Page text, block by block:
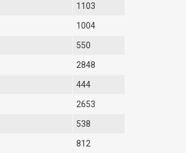
1103
1004
550
2848
444
2653
538
812